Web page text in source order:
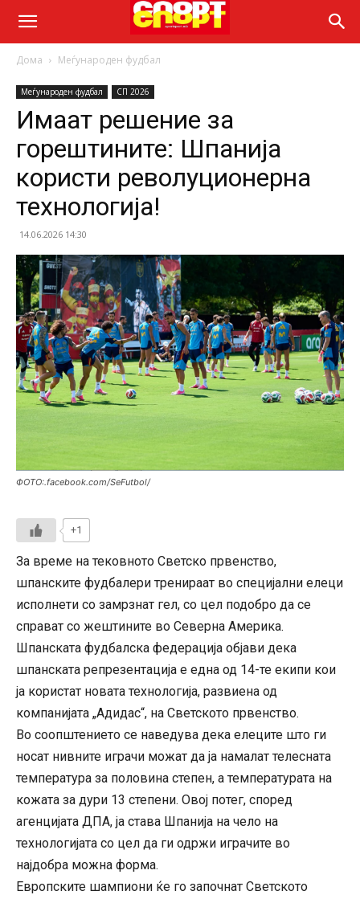
Дома Меѓународен фудбал
Меѓународен фудбал СП 2026
Имаат решение за
горештините: Шпанија
користи револуционерна
технологија!
14.06.2026 14:30
ФОТО:.facebook.com/SeFutbol/
+1
За време на тековното Светско првенство,
шпанските фудбалери тренираат во специјални елеци
исполнети со замрзнат гел, со цел подобро да се
справат со жештините во Северна Америка.
Шпанската фудбалска федерација објави дека
шпанската репрезентација е една од 14-те екипи кои
ја користат новата технологија, развиена од
компанијата „Адидас“, на Светското првенство.
Во соопштението се наведува дека елеците што ги
носат нивните играчи можат да ја намалат телесната
температура за половина степен, а температурата на
кожата за дури 13 степени. Овој потег, според
агенцијата ДПА, ја става Шпанија на чело на
технологијата со цел да ги одржи играчите во
најдобра можна форма.
Европските шампиони ќе го започнат Светското